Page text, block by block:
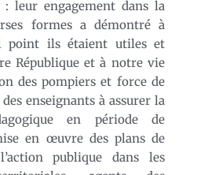
: leur engagement dans la
formes a démontré à
point ils étaient utiles et
République et à notre vie
des pompiers et force de
enseignants à assurer la
en période de
en œuvre des plans de
publique dans les